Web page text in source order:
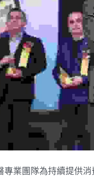
專業團隊為持續提供